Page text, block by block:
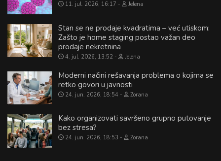
11. jul. 2026, 16:17 Jelena
Stan se ne prodaje kvadratima – već utiskom:
Zašto je home staging postao važan deo
prodaje nekretnina
4. jul. 2026, 13:52 Jelena
Moderni načini rešavanja problema o kojima se
retko govori u javnosti
24. jun. 2026, 18:54 Zorana
Kako organizovati savršeno grupno putovanje
bez stresa?
24. jun. 2026, 18:53 Zorana